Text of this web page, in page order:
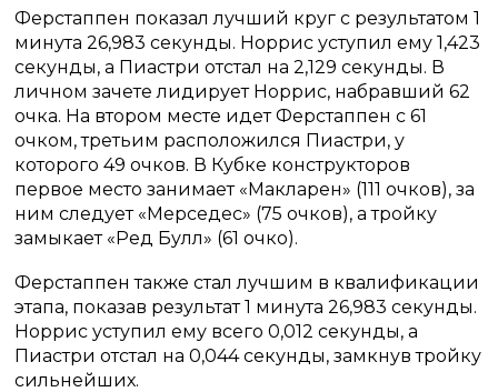
Ферстаппен показал лучший круг с результатом 1
минута 26,983 секунды. Норрис уступил ему 1,423
секунды, а Пиастри отстал на 2,129 секунды. В
личном зачете лидирует Норрис, набравший 62
очка. На втором месте идет Ферстаппен с 61
очком, третьим расположился Пиастри, у
которого 49 очков. В Кубке конструкторов
первое место занимает «Макларен» (111 очков), за
ним следует «Мерседес» (75 очков), а тройку
замыкает «Ред Булл» (61 очко).
Ферстаппен также стал лучшим в квалификации
этапа, показав результат 1 минута 26,983 секунды.
Норрис уступил ему всего 0,012 секунды, а
Пиастри отстал на 0,044 секунды, замкнув тройку
сильнейших.